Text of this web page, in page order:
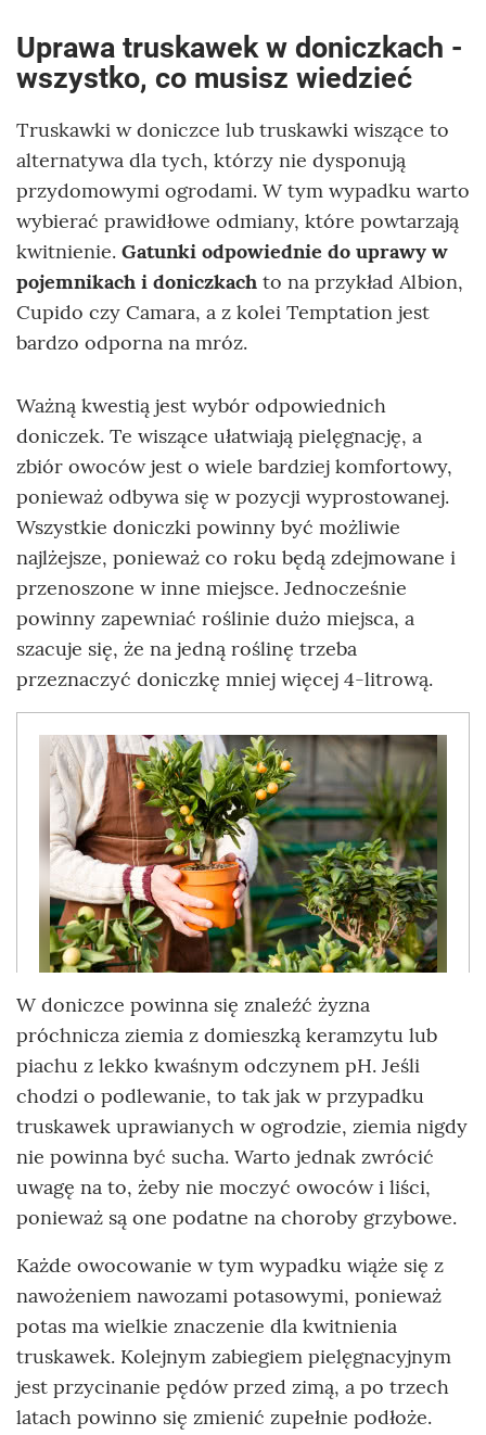
Uprawa truskawek w doniczkach -
wszystko, co musisz wiedzieć
Truskawki w doniczce lub truskawki wiszące to
alternatywa dla tych, którzy nie dysponują
przydomowymi ogrodami. W tym wypadku warto
wybierać prawidłowe odmiany, które powtarzają
kwitnienie. Gatunki odpowiednie do uprawy w
pojemnikach i doniczkach to na przykład Albion,
Cupido czy Camara, a z kolei Temptation jest
bardzo odporna na mróz.
Ważną kwestią jest wybór odpowiednich
doniczek. Te wiszące ułatwiają pielęgnację, a
zbiór owoców jest o wiele bardziej komfortowy,
ponieważ odbywa się w pozycji wyprostowanej.
Wszystkie doniczki powinny być możliwie
najlżejsze, ponieważ co roku będą zdejmowane i
przenoszone w inne miejsce. Jednocześnie
powinny zapewniać roślinie dużo miejsca, a
szacuje się, że na jedną roślinę trzeba
przeznaczyć doniczkę mniej więcej 4-litrową.
W doniczce powinna się znaleźć żyzna
próchnicza ziemia z domieszką keramzytu lub
piachu z lekko kwaśnym odczynem pH. Jeśli
chodzi o podlewanie, to tak jak w przypadku
truskawek uprawianych w ogrodzie, ziemia nigdy
nie powinna być sucha. Warto jednak zwrócić
uwagę na to, żeby nie moczyć owoców i liści,
ponieważ są one podatne na choroby grzybowe.
Każde owocowanie w tym wypadku wiąże się z
nawożeniem nawozami potasowymi, ponieważ
potas ma wielkie znaczenie dla kwitnienia
truskawek. Kolejnym zabiegiem pielęgnacyjnym
jest przycinanie pędów przed zimą, a po trzech
latach powinno się zmienić zupełnie podłoże.